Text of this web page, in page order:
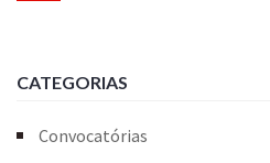
CATEGORIAS
Convocatórias